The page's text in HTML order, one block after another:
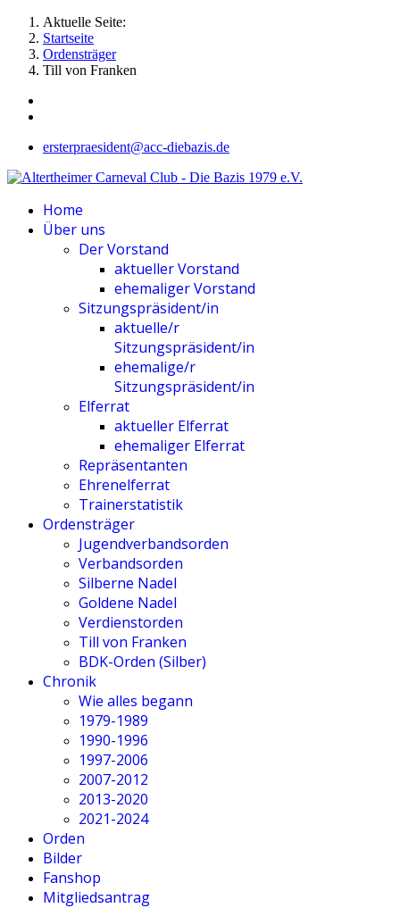
Aktuelle Seite:
Startseite
Ordensträger
Till von Franken
ersterpraesident@acc-diebazis.de
Home
Über uns
Der Vorstand
aktueller Vorstand
ehemaliger Vorstand
Sitzungspräsident/in
aktuelle/r
Sitzungspräsident/in
ehemalige/r
Sitzungspräsident/in
Elferrat
aktueller Elferrat
ehemaliger Elferrat
Repräsentanten
Ehrenelferrat
Trainerstatistik
Ordensträger
Jugendverbandsorden
Verbandsorden
Silberne Nadel
Goldene Nadel
Verdienstorden
Till von Franken
BDK-Orden (Silber)
Chronik
Wie alles begann
1979-1989
1990-1996
1997-2006
2007-2012
2013-2020
2021-2024
Orden
Bilder
Fanshop
Mitgliedsantrag